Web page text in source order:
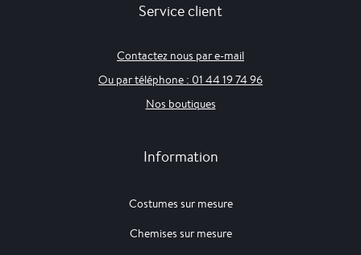
Service client
Contactez nous par e-mail
Ou par téléphone : 01 44 19 74 96
Nos boutiques
Information
Costumes sur mesure
Chemises sur mesure